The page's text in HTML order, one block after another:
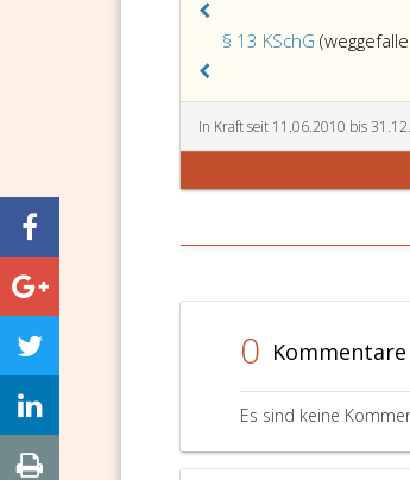
§ 13 KSchG
In Kraft seit 11.06.2010 bis
0 Kommentare
Es sind keine